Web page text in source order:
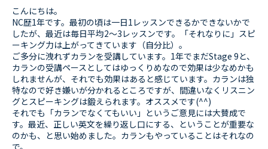
こんにちは。
NC歴1年です。最初の頃は一日1レッスンできるかできないかで
したが、最近は毎日平均2〜3レッスンです。「それなりに」スピ
ーキング力は上がってきています（自分比）。
ご多分に洩れずカランを受講しています。1年でまだStage 9と、
カランの受講ペースとしてはゆっくりめなので効果は少なめかも
しれませんが、それでも効果はあると感じています。カランは独
特なので好き嫌いが分かれるところですが、間違いなくリスニン
グとスピーキングは鍛えられます。オススメです(^^)
それでも「カランでなくてもいい」というご意見には大賛成で
す。最近、正しい英文を繰り返し口にする、ということが重要な
のかも、と思い始めました。カランもやっていることはそれなの